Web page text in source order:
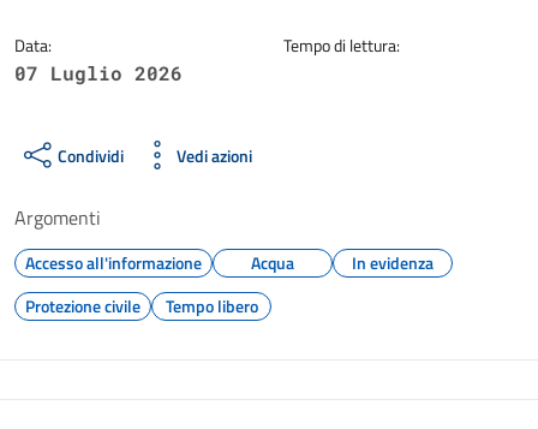
Data:
07 Luglio 2026
Tempo di lettura:
Condividi Vedi azioni
Argomenti
Accesso all'informazione Acqua
In evidenza
Protezione civile
Tempo libero